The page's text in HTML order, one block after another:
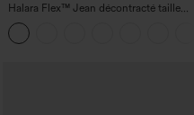
Halara Flex™ Jean décontracté taille
haute, jambe droite, délavé, avec poches